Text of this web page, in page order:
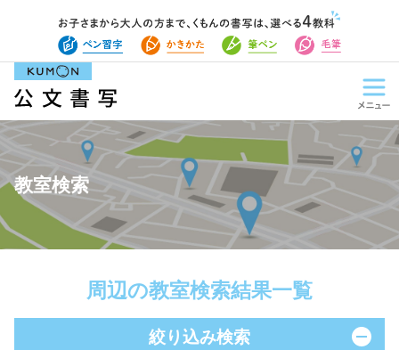
教室検索
周辺の教室検索結果一覧
絞り込み検索